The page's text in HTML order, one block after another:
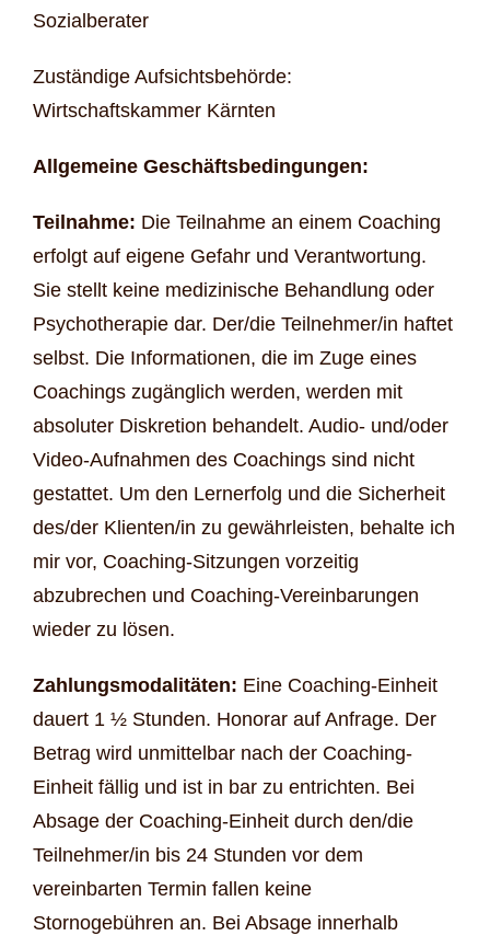
Sozialberater
Zuständige Aufsichtsbehörde:
Wirtschaftskammer Kärnten
Allgemeine Geschäftsbedingungen:
Teilnahme: Die Teilnahme an einem Coaching
erfolgt auf eigene Gefahr und Verantwortung.
Sie stellt keine medizinische Behandlung oder
Psychotherapie dar. Der/die Teilnehmer/in haftet
selbst. Die Informationen, die im Zuge eines
Coachings zugänglich werden, werden mit
absoluter Diskretion behandelt. Audio- und/oder
Video-Aufnahmen des Coachings sind nicht
gestattet. Um den Lernerfolg und die Sicherheit
des/der Klienten/in zu gewährleisten, behalte ich
mir vor, Coaching-Sitzungen vorzeitig
abzubrechen und Coaching-Vereinbarungen
wieder zu lösen.
Zahlungsmodalitäten: Eine Coaching-Einheit
dauert 1 ½ Stunden. Honorar auf Anfrage. Der
Betrag wird unmittelbar nach der Coaching-
Einheit fällig und ist in bar zu entrichten. Bei
Absage der Coaching-Einheit durch den/die
Teilnehmer/in bis 24 Stunden vor dem
vereinbarten Termin fallen keine
Stornogebühren an. Bei Absage innerhalb